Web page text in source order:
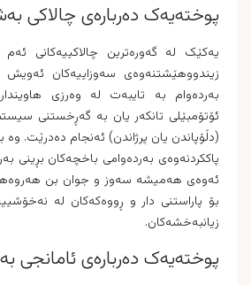
پوختەیەک دەربارەی چالاکی
یەکێک لە گەورەترین چالاکییەکانی
زیندووهێشتنەوەی سەوزاییەکان ئەویش
بەردەوام بە تایبەت لە وەرزى
ئۆتۆمبێلی تانکەر یان بە گەڕخستنی
(دڵۆپاندن یان پرژاندن) ئەنجام دەدرێت. وە
پاککردنەوەی بەردەوامی باخچەکان بڕینی
ئەوەی هەمیشە سەوز و جوان بن هەروەها
بۆ پاراستنی دار و ڕووەکەکان لە
زیانبەخشەکان.
پوختەیەک دەربارەی ئامانجی